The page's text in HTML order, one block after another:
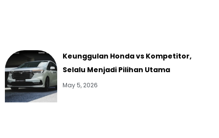
Keunggulan Honda vs Kompetitor,
Selalu Menjadi Pilihan Utama
May 5, 2026